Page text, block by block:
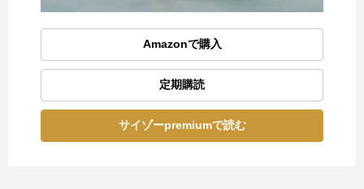
Amazonで購入
定期購読
サイゾーpremiumで読む